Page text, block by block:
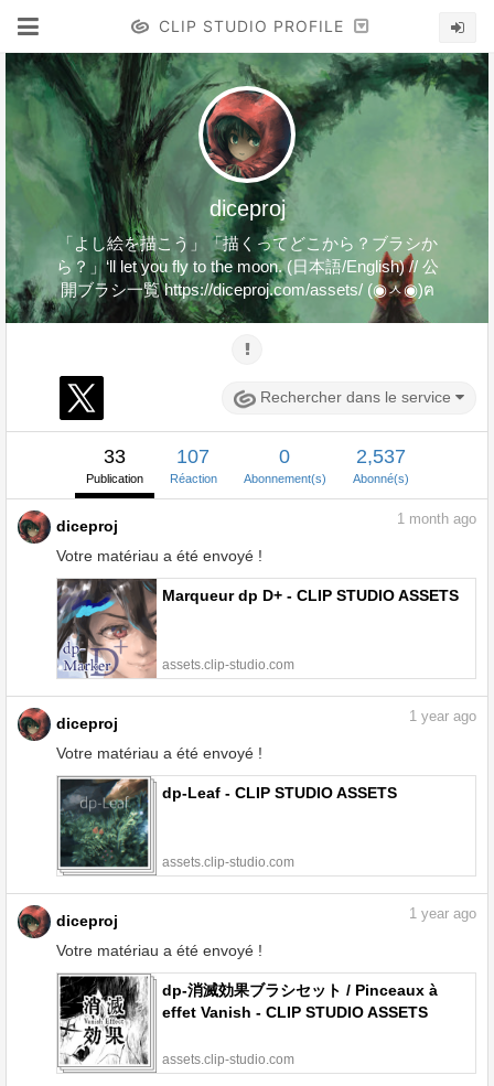
CLIP STUDIO PROFILE
diceproj
「よし絵を描こう」「描くってどこから？ブラシか
ら？」‘ll let you fly to the moon. (日本語/English) // 公
開ブラシ一覧 https://diceproj.com/assets/ (◉ㅅ◉)ฅ
Rechercher dans le service
33
Publication
107
Réaction
0
Abonnement(s)
2,537
Abonné(s)
diceproj
Votre matériau a été envoyé !
1 month ago
Marqueur dp D+ - CLIP STUDIO ASSETS
assets.clip-studio.com
diceproj
Votre matériau a été envoyé !
1 year ago
dp-Leaf - CLIP STUDIO ASSETS
assets.clip-studio.com
diceproj
Votre matériau a été envoyé !
1 year ago
dp-消滅効果ブラシセット / Pinceaux à
effet Vanish - CLIP STUDIO ASSETS
assets.clip-studio.com